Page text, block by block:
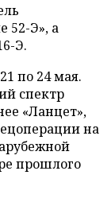
52-Э», а
Э.
по 24 мая.
спектр
«Ланцет»,
на
прошлого